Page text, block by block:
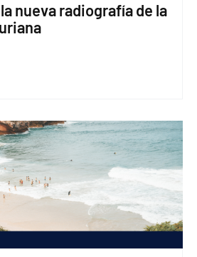
nueva radiografía de la